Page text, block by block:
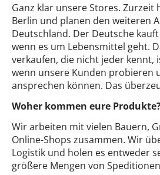
Ganz klar unsere Stores. Zurzeit
Berlin und planen den weiteren
Deutschland. Der Deutsche
wenn es um Lebensmittel geht.
verkaufen, die nicht jeder kennt,
wenn unsere Kunden probieren
ansprechen können. Das
Woher kommen eure
Wir arbeiten mit vielen Bauern,
Online-Shops zusammen. Wir
Logistik und holen es entweder
größere Mengen von